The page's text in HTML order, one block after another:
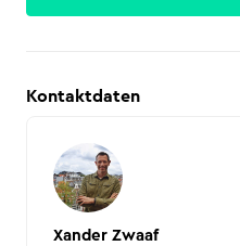
Kontaktdaten
Xander Zwaaf